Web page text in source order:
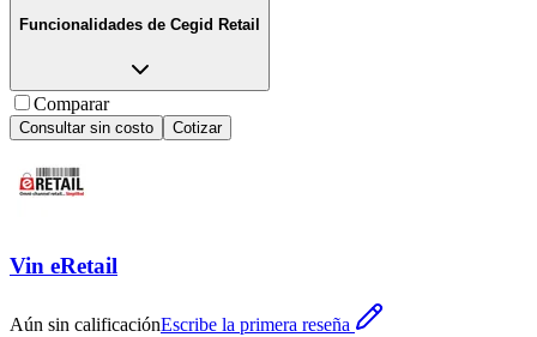
Funcionalidades de Cegid Retail
Comparar
Consultar sin costo Cotizar
Vin eRetail
Aún sin calificaciónEscribe la primera reseña